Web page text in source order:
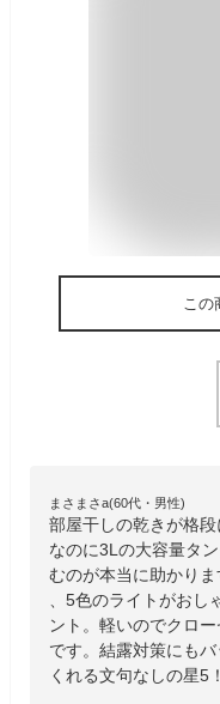
この
まさまさa(60代・男性)
部屋干しの乾きが格
なのに3Lの大容量タ
むのが本当に助かり
、5色のライトがお
ント。軽いのでクロ
です。結露対策にも
くれる文句なしの星5